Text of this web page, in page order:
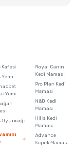
sonra geçiş
tasarlanmıştır.
Böylece akvaryum
akvaryumların
Kafesi
Yemi
Yemi
Oyuncağı
Royal Canin
Kedi Maması
Pro Plan Kedi
Maması
N&D Kedi
Maması
Hills Kedi
Maması
Advance
Köpek Maması